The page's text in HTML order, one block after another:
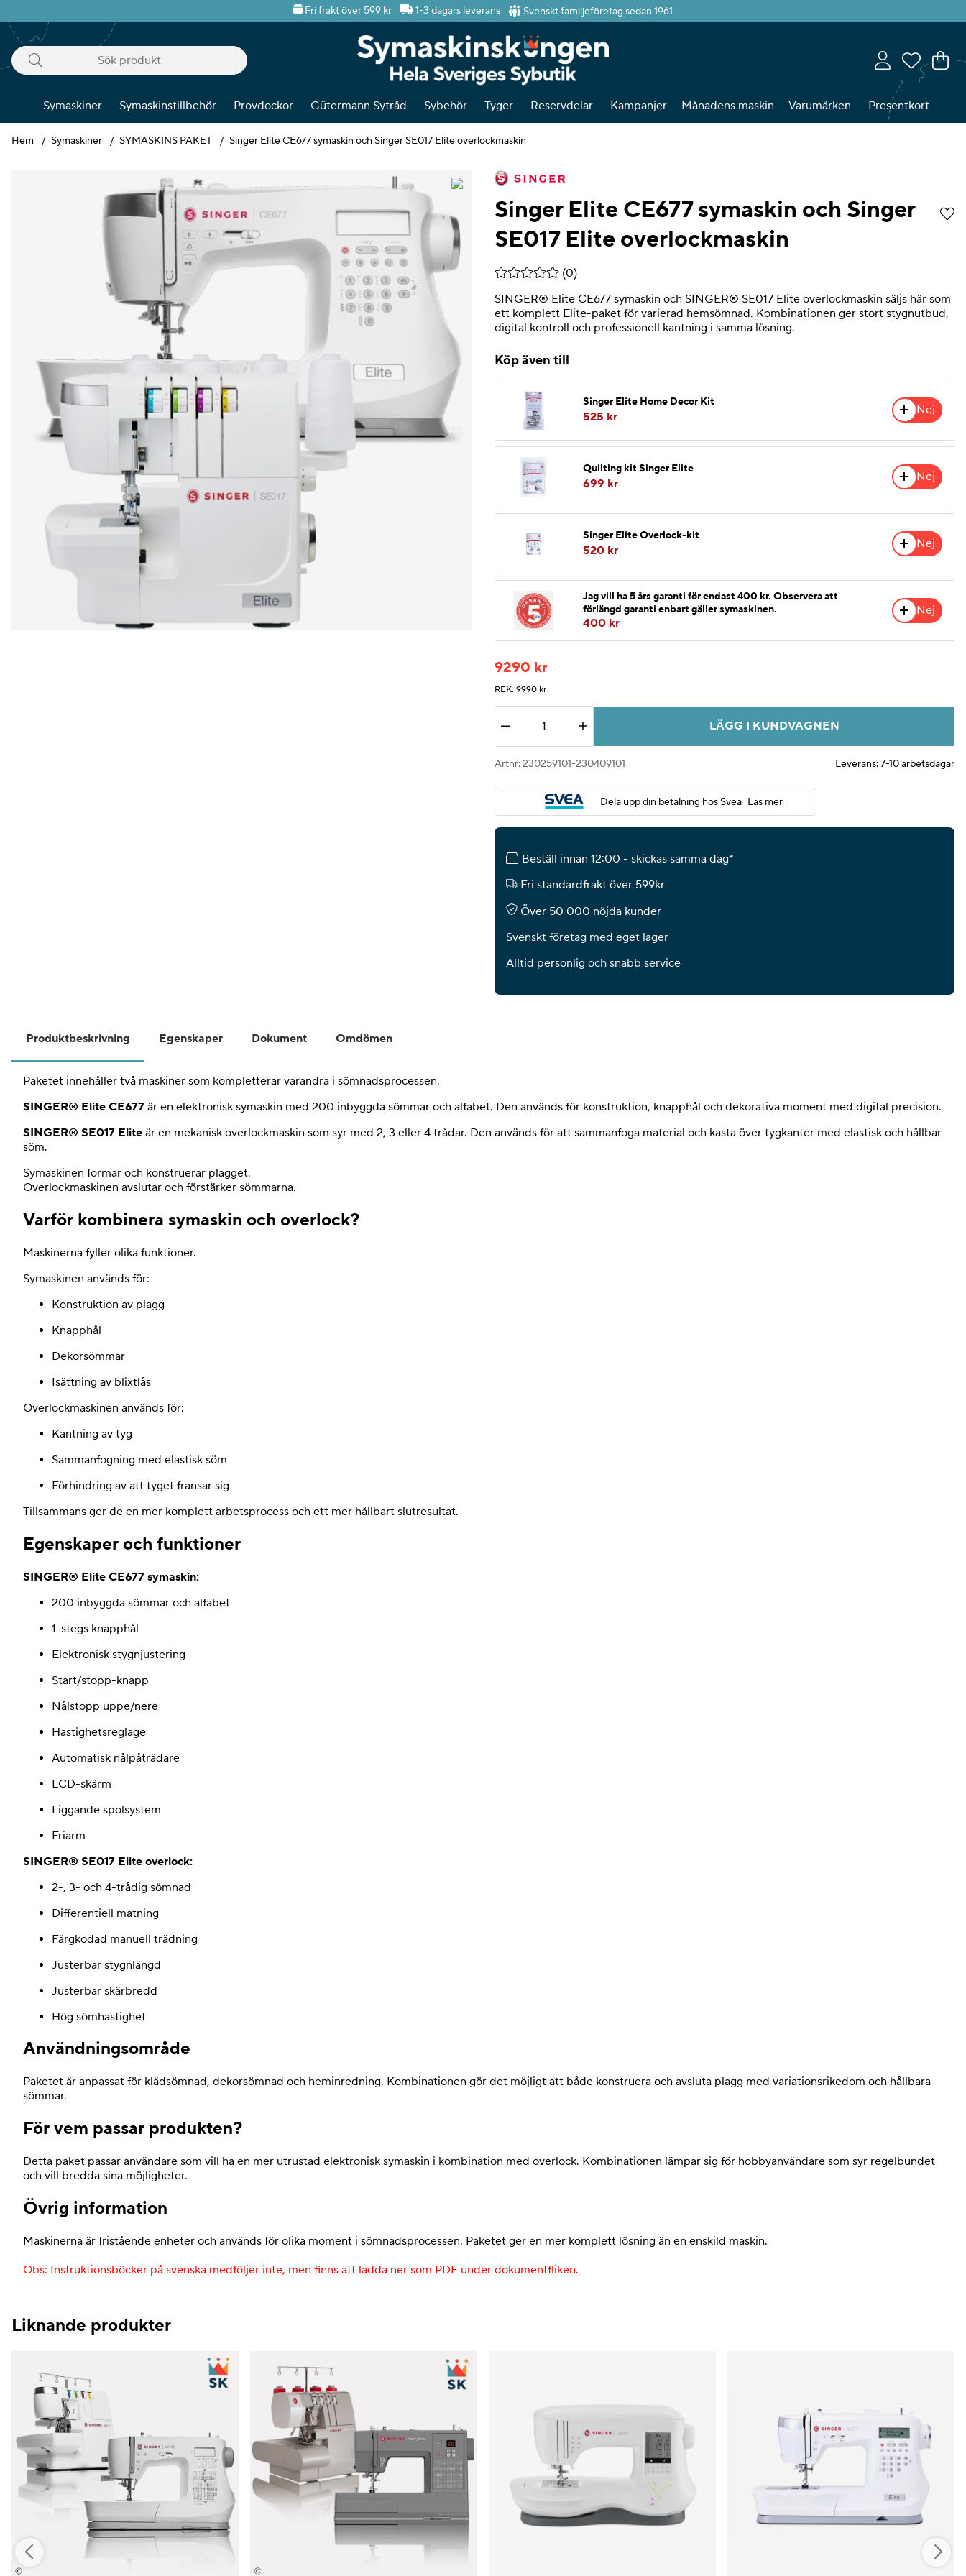
Fri frakt över 599 kr 1-3 dagars leverans Svenskt familjeföretag sedan 1961
.
Symaskiner Symaskinstillbehör Provdockor Gütermann Sytråd Sybehör Tyger Reservdelar Kampanjer Månadens maskin Varumärken Presentkort
Hem Symaskiner SYMASKINS PAKET Singer Elite CE677 symaskin och Singer SE017 Elite overlockmaskin
Singer Elite CE677 symaskin och Singer
SE017 Elite overlockmaskin
Medelbetyg 0 av 5 Antal betyg 0
(0)
SINGER® Elite CE677 symaskin och SINGER® SE017 Elite overlockmaskin säljs här som
ett komplett Elite-paket för varierad hemsömnad. Kombinationen ger stort stygnutbud,
digital kontroll och professionell kantning i samma lösning.
Köp även till
Singer Elite Home Decor Kit
525 kr
Nej
Quilting kit Singer Elite
699 kr
Nej
Singer Elite Overlock-kit
520 kr
Nej
Jag vill ha 5 års garanti för endast 400 kr. Observera att
förlängd garanti enbart gäller symaskinen.
400 kr
Nej
9290 kr
REK. 9990 kr
LÄGG I KUNDVAGNEN
Artnr:230259101-230409101 Leverans:7-10 arbetsdagar
Dela upp din betalning hos Svea Läs mer
Beställ innan 12:00 - skickas samma dag*
Fri standardfrakt över 599kr
Över 50 000 nöjda kunder
Svenskt företag med eget lager
Alltid personlig och snabb service
Produktbeskrivning Egenskaper Dokument Omdömen
Paketet innehåller två maskiner som kompletterar varandra i sömnadsprocessen.
SINGER® Elite CE677 är en elektronisk symaskin med 200 inbyggda sömmar och alfabet. Den används för konstruktion, knapphål och dekorativa moment med digital precision.
SINGER® SE017 Elite är en mekanisk overlockmaskin som syr med 2, 3 eller 4 trådar. Den används för att sammanfoga material och kasta över tygkanter med elastisk och hållbar
söm.
Symaskinen formar och konstruerar plagget.
Overlockmaskinen avslutar och förstärker sömmarna.
Varför kombinera symaskin och overlock?
Maskinerna fyller olika funktioner.
Symaskinen används för:
Konstruktion av plagg
Knapphål
Dekorsömmar
Isättning av blixtlås
Overlockmaskinen används för:
Kantning av tyg
Sammanfogning med elastisk söm
Förhindring av att tyget fransar sig
Tillsammans ger de en mer komplett arbetsprocess och ett mer hållbart slutresultat.
Egenskaper och funktioner
SINGER® Elite CE677 symaskin:
200 inbyggda sömmar och alfabet
1-stegs knapphål
Elektronisk stygnjustering
Start/stopp-knapp
Nålstopp uppe/nere
Hastighetsreglage
Automatisk nålpåträdare
LCD-skärm
Liggande spolsystem
Friarm
SINGER® SE017 Elite overlock:
2-, 3- och 4-trådig sömnad
Differentiell matning
Färgkodad manuell trädning
Justerbar stygnlängd
Justerbar skärbredd
Hög sömhastighet
Användningsområde
Paketet är anpassat för klädsömnad, dekorsömnad och heminredning. Kombinationen gör det möjligt att både konstruera och avsluta plagg med variationsrikedom och hållbara
sömmar.
För vem passar produkten?
Detta paket passar användare som vill ha en mer utrustad elektronisk symaskin i kombination med overlock. Kombinationen lämpar sig för hobbyanvändare som syr regelbundet
och vill bredda sina möjligheter.
Övrig information
Maskinerna är fristående enheter och används för olika moment i sömnadsprocessen. Paketet ger en mer komplett lösning än en enskild maskin.
Obs: Instruktionsböcker på svenska medföljer inte, men finns att ladda ner som PDF under dokumentfliken.
Liknande produkter